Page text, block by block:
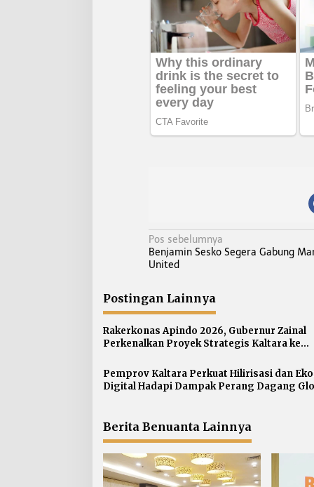
N
a
i
g
a
s
p
o
Pos sebelumnya
Benjamin Sesko Segera Gabung
United
Postingan Lainnya
Rakerkonas Apindo 2026, Gubernur Zainal
Perkenalkan Proyek Strategis Kaltara ke
Pemprov Kaltara Perkuat Hilirisasi dan
Digital Hadapi Dampak Perang Dagang
Berita Benuanta Lainnya